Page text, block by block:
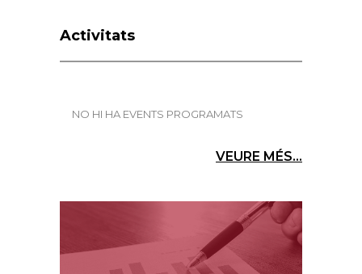
Activitats
NO HI HA EVENTS PROGRAMATS
VEURE MÉS...